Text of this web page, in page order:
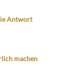
Antwort
machen